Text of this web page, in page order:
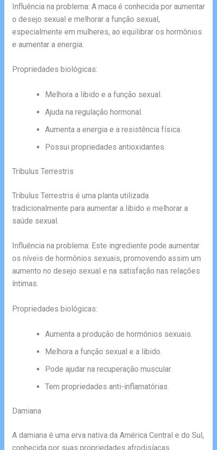
Influência na problema: A maca é conhecida por aumentar
o desejo sexual e melhorar a função sexual,
especialmente em mulheres, ao equilibrar os hormônios
e aumentar a energia.
Propriedades biológicas:
Melhora a libido e a função sexual.
Ajuda na regulação hormonal.
Aumenta a energia e a resistência física.
Possui propriedades antioxidantes.
Tribulus Terrestris
Tribulus Terrestris é uma planta utilizada
tradicionalmente para aumentar a libido e melhorar a
saúde sexual.
Influência na problema: Este ingrediente pode aumentar
os níveis de hormônios sexuais, promovendo assim um
aumento no desejo sexual e na satisfação nas relações
íntimas.
Propriedades biológicas:
Aumenta a produção de hormônios sexuais.
Melhora a função sexual e a libido.
Pode ajudar na recuperação muscular.
Tem propriedades anti-inflamatórias.
Damiana
A damiana é uma erva nativa da América Central e do Sul,
conhecida por suas propriedades afrodisíacas.